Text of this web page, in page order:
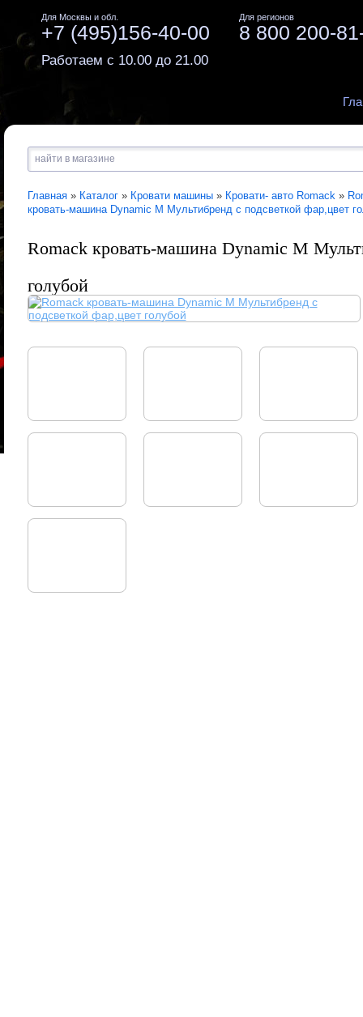
Для Москвы и обл.
+7 (495)156-40-00
Для регионов
8 800 200-
Работаем с 10.00 до 21.00
Главная» Каталог» Кровати машины» Кровати- авто Romack»
кровать-машина Dynamic М Мультибренд с подсветкой фар,цвет
Romack кровать-машина Dynamic М
голубой